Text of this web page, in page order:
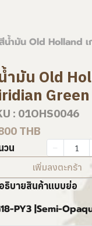
น้ำมัน Old Holland
ำมัน Old
: 01OHS0046
THB
วน
เพิ่มลงตะกร้า
ธิบายสินค้าแบบย่อ
PY3 |Semi-